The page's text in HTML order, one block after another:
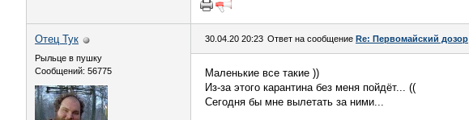
Отец Тук
Рыльце в пушку
Сообщений: 56775
30.04.20 20:23 Ответ на сообщение Re: Первомайский дозор
Маленькие все такие ))
Из-за этого карантина без меня пойдёт... ((
Сегодня бы мне вылетать за ними...